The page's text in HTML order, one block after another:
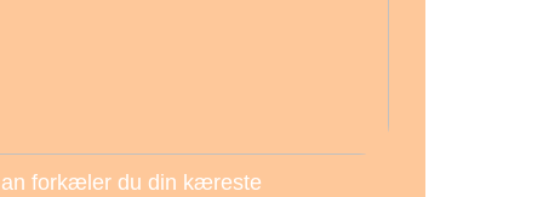
forkæler du din kæreste